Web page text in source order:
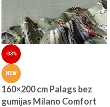
-33%
NEW
160×200 cm Palags bez
gumijas Milano Comfort